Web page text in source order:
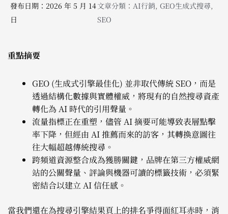
發布日期：2026 年 5 月 14
日
文章分類： AI行銷, GEO生成式搜尋,
SEO
重點摘要
GEO (生成式引擎最佳化) 並非取代傳統 SEO，而是
透過結構化數據與實體權威，將現有的自然搜尋資產
轉化為 AI 時代的引用聲量。
流量指標正在重塑，儘管 AI 摘要可能導致表層點擊
率下降，但經由 AI 推薦而來的訪客，其轉換意圖往
往大幅超越傳統搜尋。
跨頻道資源整合成為獲勝關鍵，品牌在第三方權威網
站的公關聲量、評論與機器可讀的標籤技術，必須緊
密結合以建立 AI 信任感。
當我們還在為搜尋引擎結果頁上的排名爭得面紅耳赤時，消